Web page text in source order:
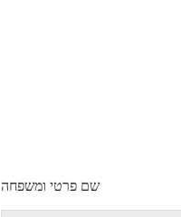
שם פרטי ומשפחה